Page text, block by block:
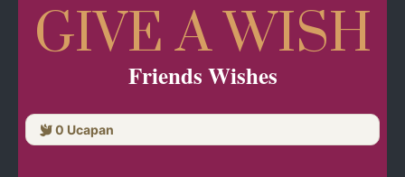
GIVE A WISH
Friends Wishes
0 Ucapan